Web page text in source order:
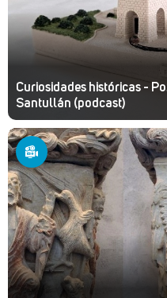
Curiosidades históricas -
Santullán (podcast)